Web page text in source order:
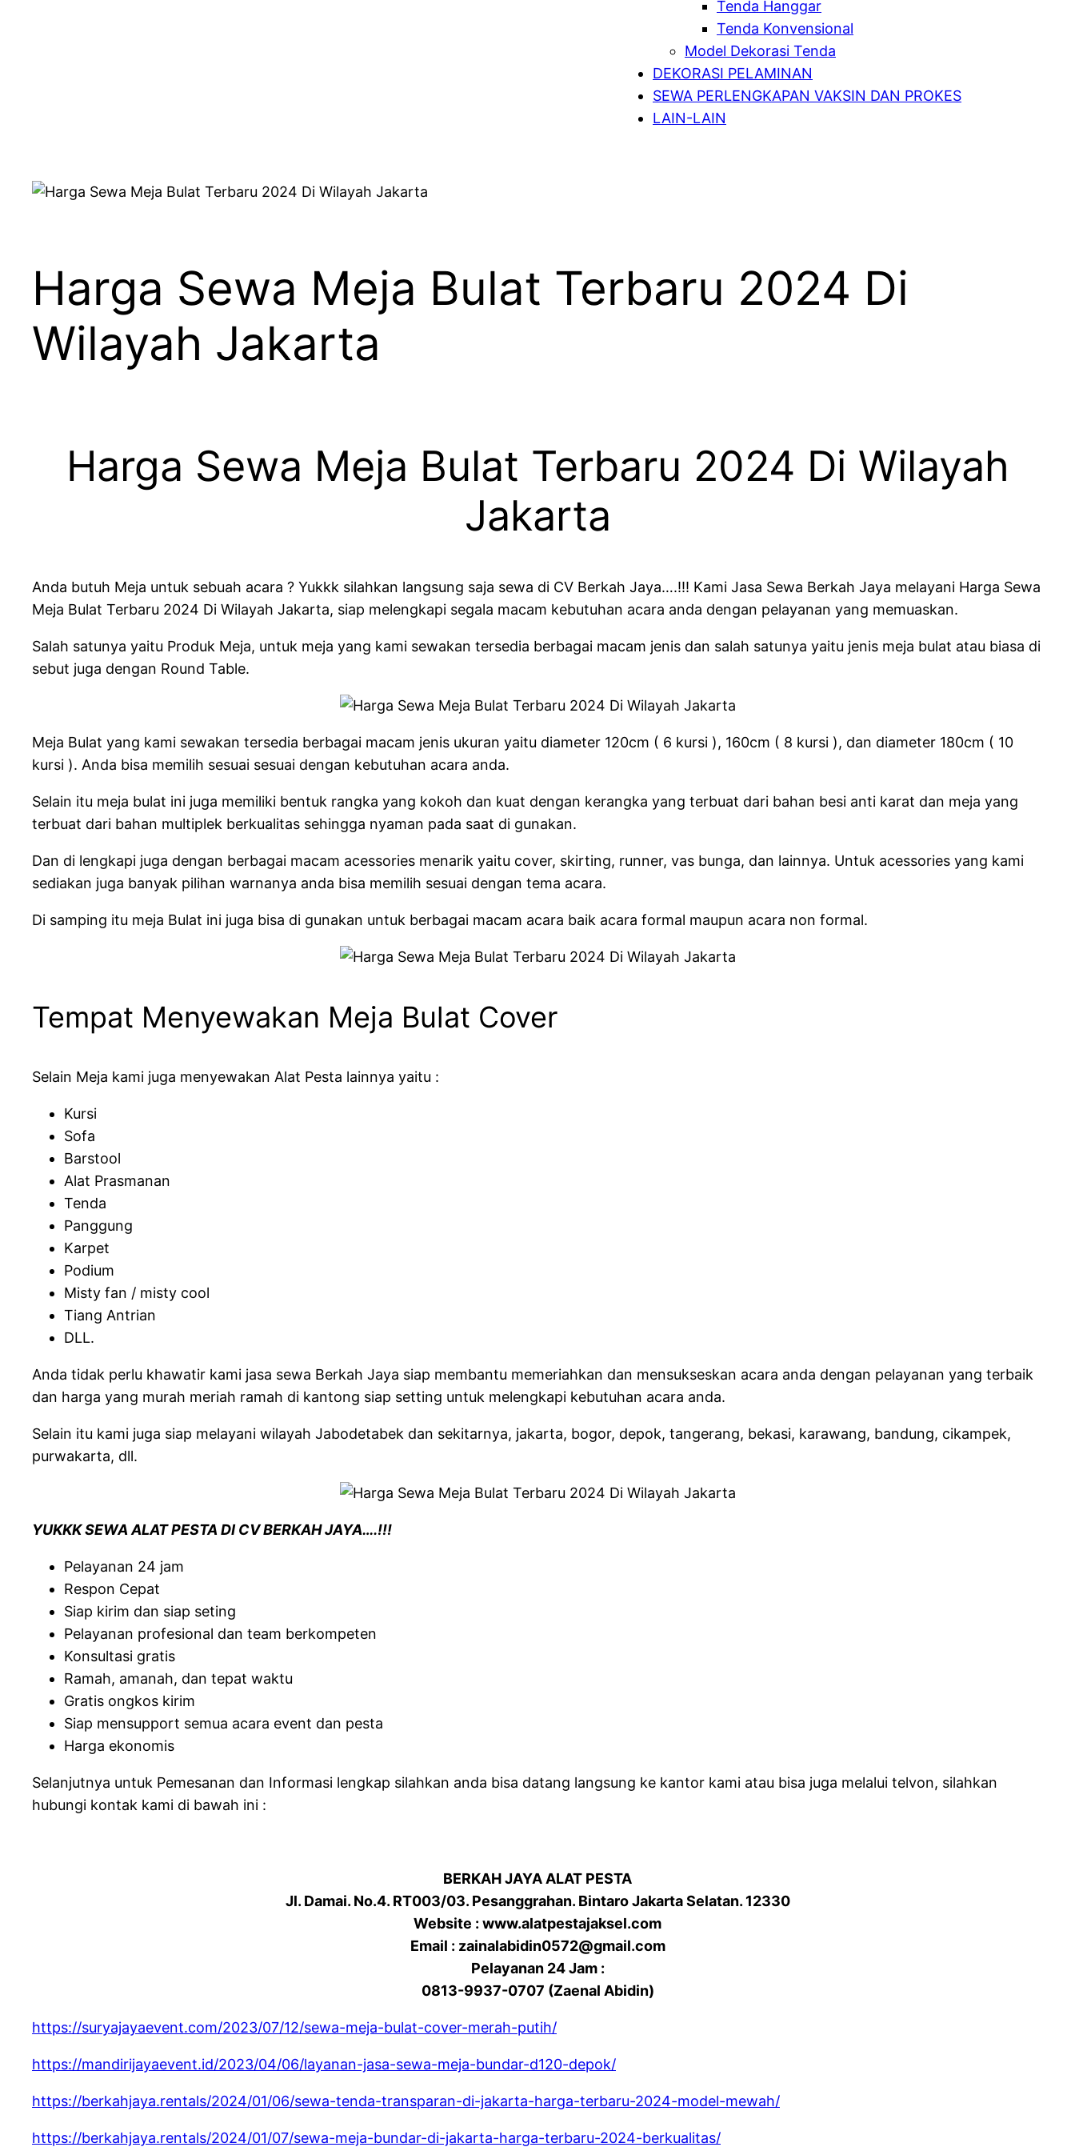
Tenda Hanggar
Tenda Konvensional
Model Dekorasi Tenda
DEKORASI PELAMINAN
SEWA PERLENGKAPAN VAKSIN DAN PROKES
LAIN-LAIN
Harga Sewa Meja Bulat Terbaru 2024 Di
Wilayah Jakarta
Harga Sewa Meja Bulat Terbaru 2024 Di Wilayah
Jakarta
Anda butuh Meja untuk sebuah acara ? Yukkk silahkan langsung saja sewa di CV Berkah Jaya….!!! Kami Jasa Sewa Berkah Jaya melayani Harga Sewa
Meja Bulat Terbaru 2024 Di Wilayah Jakarta, siap melengkapi segala macam kebutuhan acara anda dengan pelayanan yang memuaskan.
Salah satunya yaitu Produk Meja, untuk meja yang kami sewakan tersedia berbagai macam jenis dan salah satunya yaitu jenis meja bulat atau biasa di
sebut juga dengan Round Table.
Meja Bulat yang kami sewakan tersedia berbagai macam jenis ukuran yaitu diameter 120cm ( 6 kursi ), 160cm ( 8 kursi ), dan diameter 180cm ( 10
kursi ). Anda bisa memilih sesuai sesuai dengan kebutuhan acara anda.
Selain itu meja bulat ini juga memiliki bentuk rangka yang kokoh dan kuat dengan kerangka yang terbuat dari bahan besi anti karat dan meja yang
terbuat dari bahan multiplek berkualitas sehingga nyaman pada saat di gunakan.
Dan di lengkapi juga dengan berbagai macam acessories menarik yaitu cover, skirting, runner, vas bunga, dan lainnya. Untuk acessories yang kami
sediakan juga banyak pilihan warnanya anda bisa memilih sesuai dengan tema acara.
Di samping itu meja Bulat ini juga bisa di gunakan untuk berbagai macam acara baik acara formal maupun acara non formal.
Tempat Menyewakan Meja Bulat Cover
Selain Meja kami juga menyewakan Alat Pesta lainnya yaitu :
Kursi
Sofa
Barstool
Alat Prasmanan
Tenda
Panggung
Karpet
Podium
Misty fan / misty cool
Tiang Antrian
DLL.
Anda tidak perlu khawatir kami jasa sewa Berkah Jaya siap membantu memeriahkan dan mensukseskan acara anda dengan pelayanan yang terbaik
dan harga yang murah meriah ramah di kantong siap setting untuk melengkapi kebutuhan acara anda.
Selain itu kami juga siap melayani wilayah Jabodetabek dan sekitarnya, jakarta, bogor, depok, tangerang, bekasi, karawang, bandung, cikampek,
purwakarta, dll.
YUKKK SEWA ALAT PESTA DI CV BERKAH JAYA….!!!
Pelayanan 24 jam
Respon Cepat
Siap kirim dan siap seting
Pelayanan profesional dan team berkompeten
Konsultasi gratis
Ramah, amanah, dan tepat waktu
Gratis ongkos kirim
Siap mensupport semua acara event dan pesta
Harga ekonomis
Selanjutnya untuk Pemesanan dan Informasi lengkap silahkan anda bisa datang langsung ke kantor kami atau bisa juga melalui telvon, silahkan
hubungi kontak kami di bawah ini :
BERKAH JAYA ALAT PESTA
Jl. Damai. No.4. RT003/03. Pesanggrahan. Bintaro Jakarta Selatan. 12330
Website : www.alatpestajaksel.com
Email : zainalabidin0572@gmail.com
Pelayanan 24 Jam :
0813-9937-0707 (Zaenal Abidin)
https://suryajayaevent.com/2023/07/12/sewa-meja-bulat-cover-merah-putih/
https://mandirijayaevent.id/2023/04/06/layanan-jasa-sewa-meja-bundar-d120-depok/
https://berkahjaya.rentals/2024/01/06/sewa-tenda-transparan-di-jakarta-harga-terbaru-2024-model-mewah/
https://berkahjaya.rentals/2024/01/07/sewa-meja-bundar-di-jakarta-harga-terbaru-2024-berkualitas/